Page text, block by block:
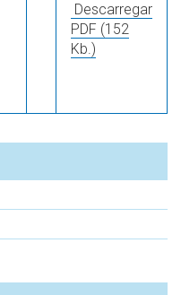
Descarregar
PDF (152
Kb.)